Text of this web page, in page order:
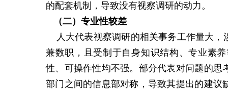
的配套机制，导致没有视察调研的动力。
（二） 专业性较差
人大代表视察调研的相关事务工作量大
兼数职，且受制于自身知识结构、专业素
性、可操作性均不强。部分代表对问题的
部门之间的信息部对称，导致其提出的建